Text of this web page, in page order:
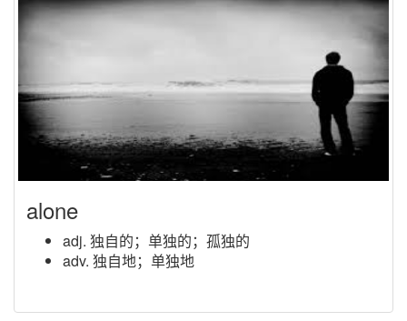
alone
adj. 独自的；单独的；孤独的
adv. 独自地；单独地